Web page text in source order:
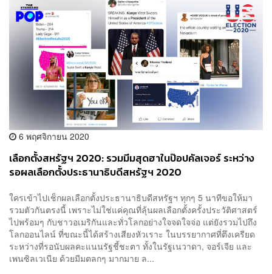
6 พฤศจิกายน 2020
เลือกตั้งสหรัฐฯ 2020: รวมมีมสุดฮาในป๊อปคัลเจอร์ ระหว่าง
รอผลเลือกตั้งประธานาธิบดีสหรัฐฯ 2020
ใครเข้าไปเช็กผลเลือกตั้งประธานาธิบดีสหรัฐฯ ทุกๆ 5 นาทีขอให้มา
รวมตัวกันตรงนี้ เพราะไม่ใช่แค่คุณที่ลุ้นผลเลือกตั้งครั้งประวัติศาสตร์
ไปพร้อมๆ กับชาวอเมริกันและทั่วโลกอย่างใจจดใจจ่อ แต่ยังรวมไปถึง
โลกออนไลน์ ที่ขณะนี้ได้สร้างเสียงหัวเราะ ในบรรยากาศที่ตึงเครียด
ระหว่างที่รอนับผลคะแนนรัฐชี้ชะตา ทั้งในรัฐเนวาดา, จอร์เจีย และ
เพนซิลเวเนีย ด้วยมีมตลกๆ มากมาย ล...